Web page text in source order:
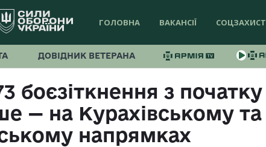
ГОЛОВНА ВАКАНСІЇ СОЦЗАХИСТ
ДОВІДНИК ВЕТЕРАНА
боєзіткнення з початку
— на Курахівському та
напрямках